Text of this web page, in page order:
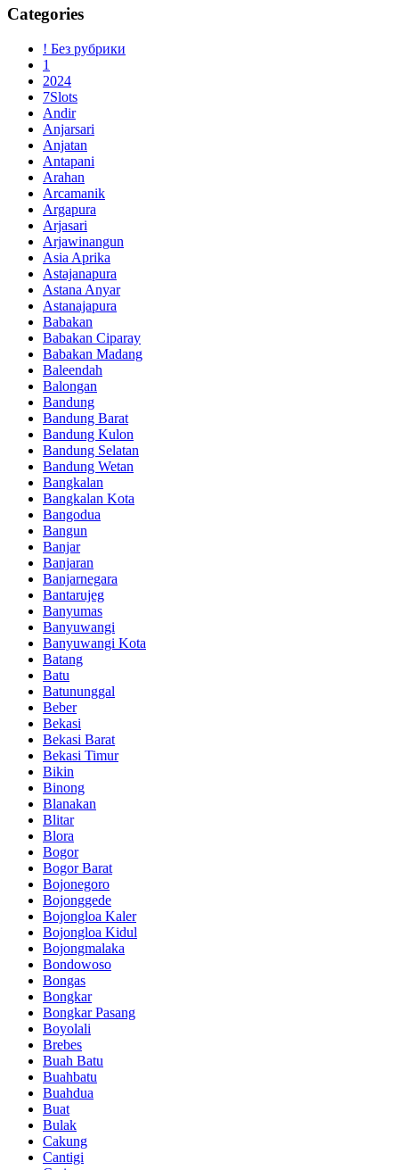
Categories
! Без рубрики
1
2024
7Slots
Andir
Anjarsari
Anjatan
Antapani
Arahan
Arcamanik
Argapura
Arjasari
Arjawinangun
Asia Aprika
Astajanapura
Astana Anyar
Astanajapura
Babakan
Babakan Ciparay
Babakan Madang
Baleendah
Balongan
Bandung
Bandung Barat
Bandung Kulon
Bandung Selatan
Bandung Wetan
Bangkalan
Bangkalan Kota
Bangodua
Bangun
Banjar
Banjaran
Banjarnegara
Bantarujeg
Banyumas
Banyuwangi
Banyuwangi Kota
Batang
Batu
Batununggal
Beber
Bekasi
Bekasi Barat
Bekasi Timur
Bikin
Binong
Blanakan
Blitar
Blora
Bogor
Bogor Barat
Bojonegoro
Bojonggede
Bojongloa Kaler
Bojongloa Kidul
Bojongmalaka
Bondowoso
Bongas
Bongkar
Bongkar Pasang
Boyolali
Brebes
Buah Batu
Buahbatu
Buahdua
Buat
Bulak
Cakung
Cantigi